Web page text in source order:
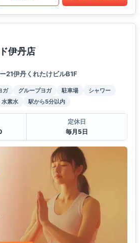
伊丹店
21伊丹くれたけビルB1F
ガ グループヨガ 駐車場
シャワー
水素水 駅から5分以内
定休日
毎月5日